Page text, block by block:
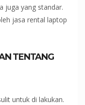
juga yang standar.
jasa rental laptop
TENTANG
untuk di lakukan.